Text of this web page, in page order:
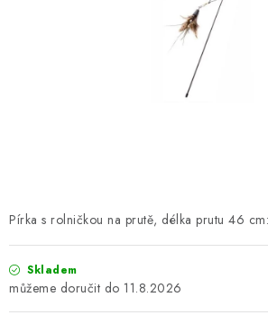
KRÁLÍCI/HLODAVCI/PTÁCI
Pírka s rolničkou na prutě, délka prutu 46 cm:
Skladem
11.8.2026